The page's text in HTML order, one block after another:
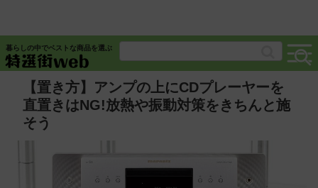
暮らしの中でベストな商品を選ぶ
【置き方】アンプの上にCDプレーヤーを
直置きはNG!放熱や振動対策をきちんと施
そう